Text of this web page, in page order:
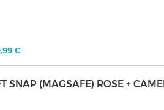
€
SNAP (MAGSAFE) ROSE +